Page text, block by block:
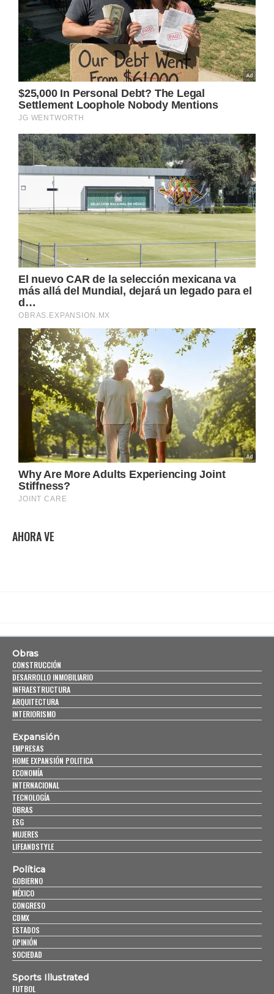
AHORA VE
Obras
CONSTRUCCIÓN
DESARROLLO INMOBILIARIO
INFRAESTRUCTURA
ARQUITECTURA
INTERIORISMO
Expansión
EMPRESAS
HOME EXPANSIÓN POLITICA
ECONOMÍA
INTERNACIONAL
TECNOLOGÍA
OBRAS
ESG
MUJERES
LIFEANDSTYLE
Política
GOBIERNO
MÉXICO
CONGRESO
CDMX
ESTADOS
OPINIÓN
SOCIEDAD
Sports Illustrated
FUTBOL